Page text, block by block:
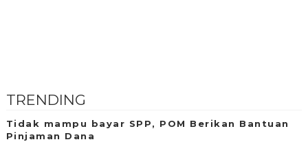
TRENDING
Tidak mampu bayar SPP, POM Berikan Bantuan
Pinjaman Dana